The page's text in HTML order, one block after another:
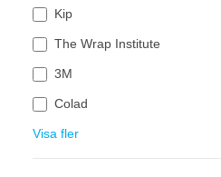
Kip
The Wrap Institute
3M
Colad
Visa fler